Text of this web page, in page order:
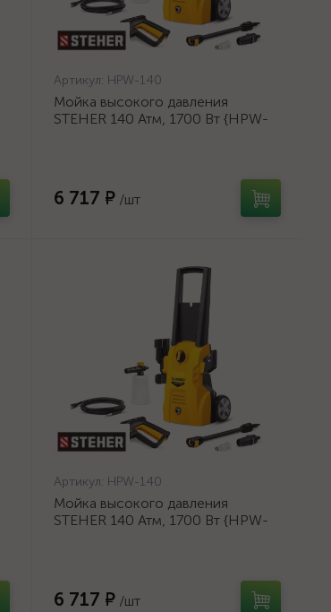
Артикул: HPW-140
Мойка высокого давления
STEHER 140 Атм, 1700 Вт {HPW-
6 717 ₽ /шт
Артикул: HPW-140
Мойка высокого давления
STEHER 140 Атм, 1700 Вт {HPW-
6 717 ₽ /шт